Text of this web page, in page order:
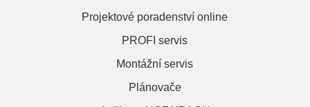
Projektové poradenství online
PROFI servis
Montážní servis
Plánovače